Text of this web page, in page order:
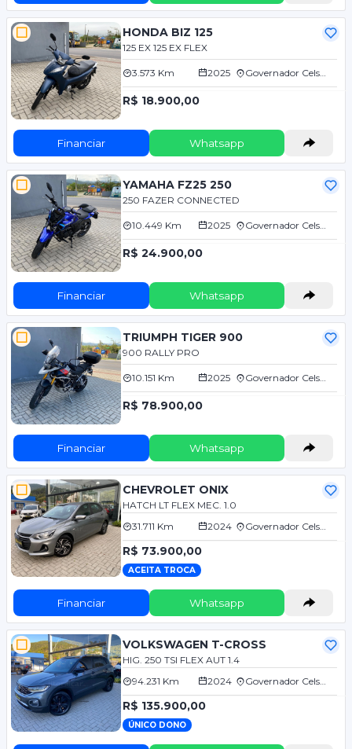
HONDA BIZ 125
125 EX 125 EX FLEX
3.573 Km 2025 Governador Celso Ramos/SC
R$ 18.900,00
Financiar Whatsapp
YAMAHA FZ25 250
250 FAZER CONNECTED
10.449 Km 2025 Governador Celso Ramos/SC
R$ 24.900,00
Financiar Whatsapp
TRIUMPH TIGER 900
900 RALLY PRO
10.151 Km 2025 Governador Celso Ramos/SC
R$ 78.900,00
Financiar Whatsapp
CHEVROLET ONIX
HATCH LT FLEX MEC. 1.0
31.711 Km
2024 Governador Celso Ramos/SC
R$ 73.900,00
ACEITA TROCA
Financiar Whatsapp
VOLKSWAGEN T-CROSS
HIG. 250 TSI FLEX AUT 1.4
94.231 Km
2024 Governador Celso Ramos/SC
R$ 135.900,00
ÚNICO DONO